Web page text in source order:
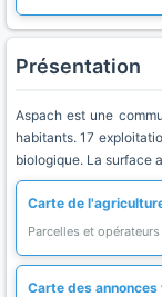
Présentation
Aspach est une
habitants. 17
biologique. La surface
Carte de
Parcelles et
Carte des